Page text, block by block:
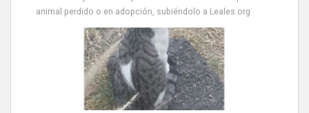
animal perdido o en adopción, subiéndolo a Leales.org